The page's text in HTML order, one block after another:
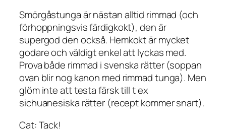
Smörgåstunga är nästan alltid rimmad (och
förhoppningsvis färdigkokt), den är
supergod den också. Hemkokt är mycket
godare och väldigt enkel att lyckas med.
Prova både rimmad i svenska rätter (soppan
ovan blir nog kanon med rimmad tunga). Men
glöm inte att testa färsk till t ex
sichuanesiska rätter (recept kommer snart).
Cat: Tack!